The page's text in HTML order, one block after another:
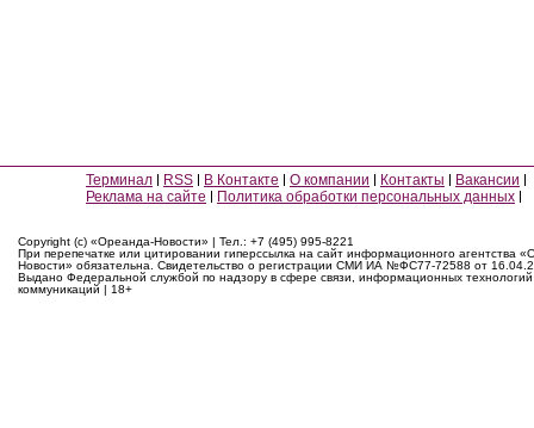
Терминал RSS В Контакте О компании Контакты
Вакансии
Реклама на сайте
Политика обработки персональных данных
Copyright (c) «Ореанда-Новости» | Тел.: +7 (495) 995-8221
При перепечатке или цитировании гиперссылка на сайт информационного агентства
Новости» обязательна. Свидетельство о регистрации СМИ ИА №ФС77-72588 от
Выдано Федеральной службой по надзору в сфере связи, информационных
коммуникаций | 18+